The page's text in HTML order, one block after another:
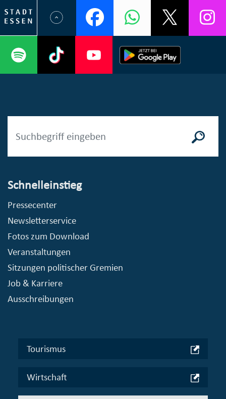
Schnelleinstieg
Pressecenter
Newsletterservice
Fotos zum Download
Veranstaltungen
Sitzungen politischer Gremien
Job & Karriere
Ausschreibungen
Tourismus
Wirtschaft